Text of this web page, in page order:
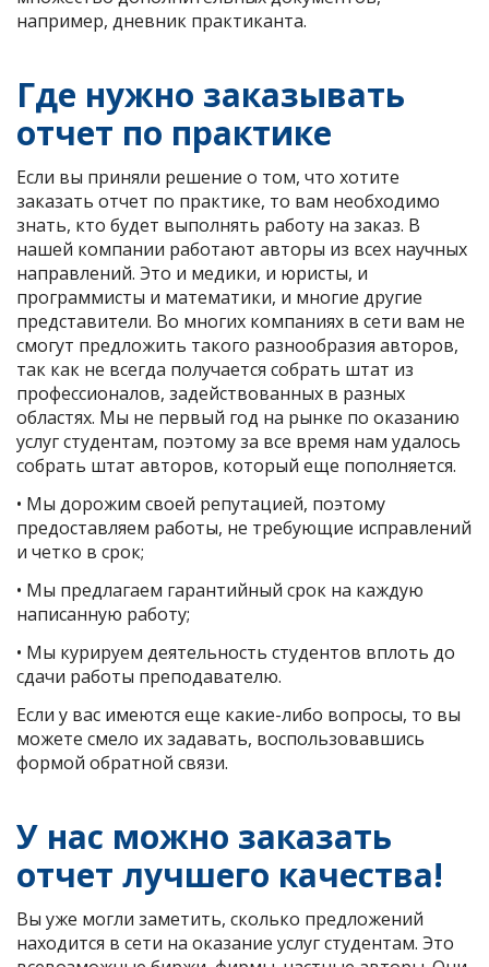
например, дневник практиканта.
Где нужно заказывать
отчет по практике
Если вы приняли решение о том, что хотите
заказать отчет по практике, то вам необходимо
знать, кто будет выполнять работу на заказ. В
нашей компании работают авторы из всех научных
направлений. Это и медики, и юристы, и
программисты и математики, и многие другие
представители. Во многих компаниях в сети вам не
смогут предложить такого разнообразия авторов,
так как не всегда получается собрать штат из
профессионалов, задействованных в разных
областях. Мы не первый год на рынке по оказанию
услуг студентам, поэтому за все время нам удалось
собрать штат авторов, который еще пополняется.
• Мы дорожим своей репутацией, поэтому
предоставляем работы, не требующие исправлений
и четко в срок;
• Мы предлагаем гарантийный срок на каждую
написанную работу;
• Мы курируем деятельность студентов вплоть до
сдачи работы преподавателю.
Если у вас имеются еще какие-либо вопросы, то вы
можете смело их задавать, воспользовавшись
формой обратной связи.
У нас можно заказать
отчет лучшего качества!
Вы уже могли заметить, сколько предложений
находится в сети на оказание услуг студентам. Это